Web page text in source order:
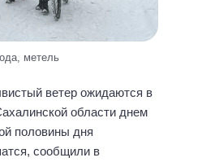
метель
ветер ожидаются в
области днем
половины дня
сообщили в